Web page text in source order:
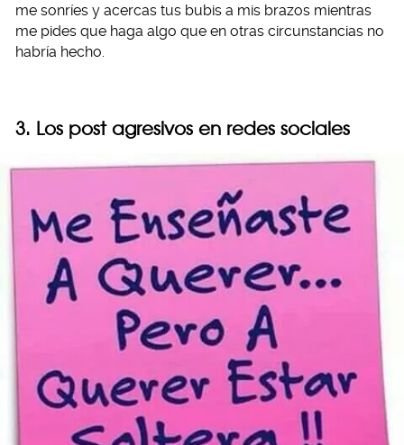
me sonríes y acercas tus bubis a mis brazos mientras
me pides que haga algo que en otras circunstancias no
habría hecho.
3. Los post agresivos en redes sociales